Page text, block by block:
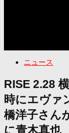
ニュース
RISE 2.28
時にエヴァ
橋洋子さん
に青木真也